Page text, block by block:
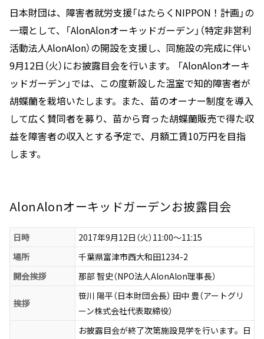
日本財団は、障害者就労支援「はたらくNIPPON！計画」の
一環として、「AlonAlonオーキッドガーデン」（特定非営利
活動法人AlonAlon）の開設を支援し、同施設の完成に伴い
9月12日（火）にお披露目会を行います。 「AlonAlonオーキ
ッドガーデン」では、この度新設した温室で知的障害者が
胡蝶蘭を栽培いたします。また、苗のオーナー制度を導入
して広く賛同者を募り、苗から育った胡蝶蘭販売で得た収
益を障害者の収入とする予定で、月額工賃10万円を目指
します。
AlonAlonオーキッドガーデンお披露目会
日時
2017年9月12日（火）11:00～11:15
場所
千葉県富津市西大和田1234-2
開会挨拶
那部 智史（NPO法人AlonAlon理事長）
挨拶
笹川 陽平（日本財団会長） 田中 豊（アートグリ
ーン株式会社代表取締役）
お披露目会が終了次第施設見学を行います。日